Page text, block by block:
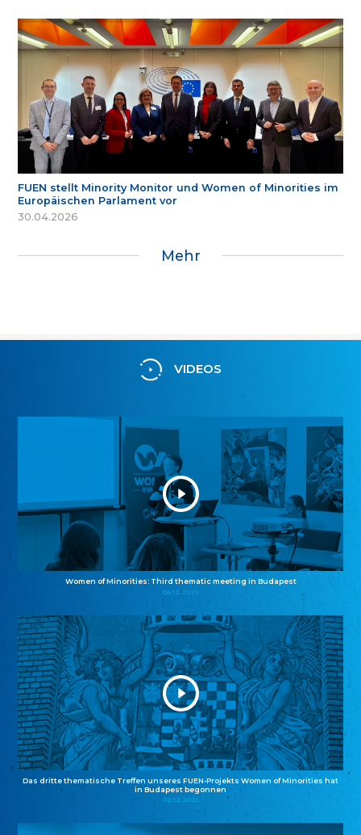
FUEN stellt Minority Monitor und Women of Minorities im
Europäischen Parlament vor
30.04.2026
Mehr
VIDEOS
Women of Minorities: Third thematic meeting in Budapest
04.12.2025
Das dritte thematische Treffen unseres FUEN-Projekts Women of Minorities hat
in Budapest begonnen
02.12.2025